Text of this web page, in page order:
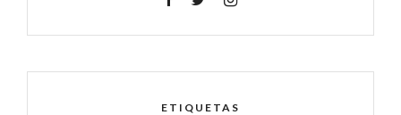
ETIQUETAS